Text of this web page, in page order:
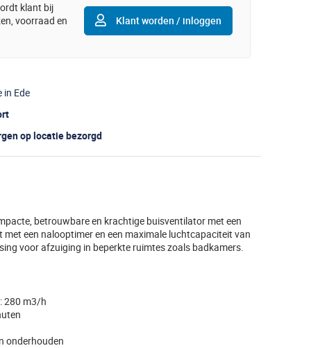
in Ede
op locatie bezorgd
klant bij
voorraad en
Klant worden / inloggen
betrouwbare en krachtige buisventilator met een
een nalooptimer en een maximale luchtcapaciteit van
voor afzuiging in beperkte ruimtes zoals badkamers.
280 m3/h
onderhouden